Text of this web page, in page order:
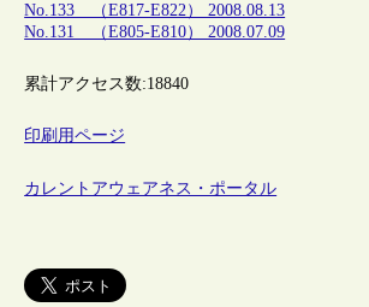
No.133 （E817-E822） 2008.08.13
No.131 （E805-E810） 2008.07.09
累計アクセス数:18840
印刷用ページ
カレントアウェアネス・ポータル